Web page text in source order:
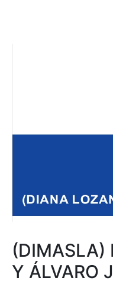
(DIMASLA)
Y ÁLVARO